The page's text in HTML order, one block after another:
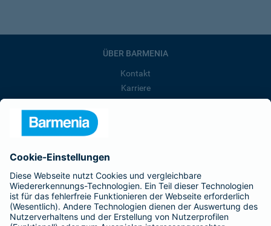
ÜBER BARMENIA
Kontakt
Karriere
Barmenia ist Teil der BarmeniaGothaer
BELIEBTE SEITEN
Kranken-Zusatzversicherung
Tierversicherungen